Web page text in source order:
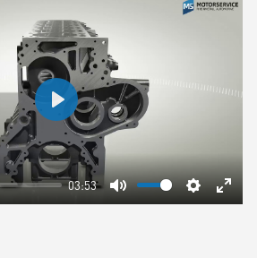
03:53
Mute Settings
Play